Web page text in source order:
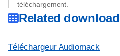
téléchargement.
Related
Téléchargeur Audiomack